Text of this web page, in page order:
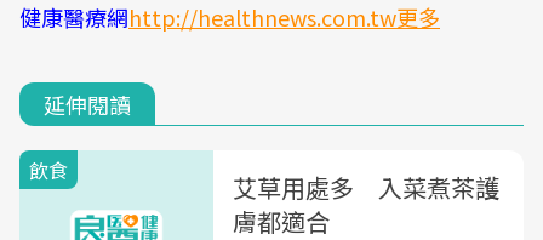
健康醫療網http://healthnews.com.tw更多
延伸閱讀
飲食
艾草用處多 入菜煮茶護
膚都適合